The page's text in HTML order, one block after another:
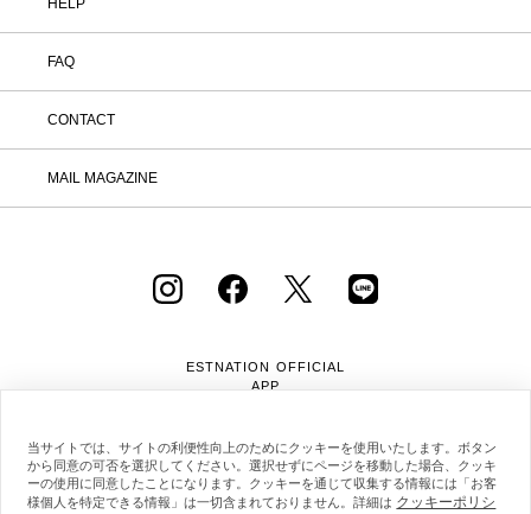
HELP
FAQ
CONTACT
MAIL MAGAZINE
ESTNATION OFFICIAL
APP
当サイトでは、サイトの利便性向上のためにクッキーを使用いたします。ボタン
から同意の可否を選択してください。選択せずにページを移動した場合、クッキ
ーの使用に同意したことになります。クッキーを通じて収集する情報には「お客
様個人を特定できる情報」は一切含まれておりません。詳細は クッキーポリシ